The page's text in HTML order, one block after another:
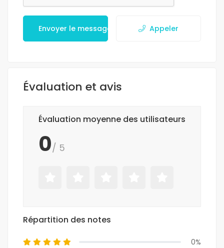
Envoyer le message Appeler
Évaluation et avis
Évaluation moyenne des utilisateurs
0/ 5
Répartition des notes
0%